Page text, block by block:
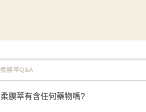
柔膜萃Q&A
柔膜萃有含任何藥物嗎?